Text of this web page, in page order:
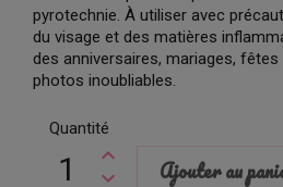
pyrotechnie. À utiliser avec
du visage et des matières
des anniversaires, mariages,
photos inoubliables.
Quantité
Ajouter au